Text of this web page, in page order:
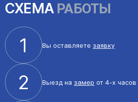
СХЕМАРАБОТЫ
1 Вы оставляете заявку
2 Выезд на замер от 4-х часов